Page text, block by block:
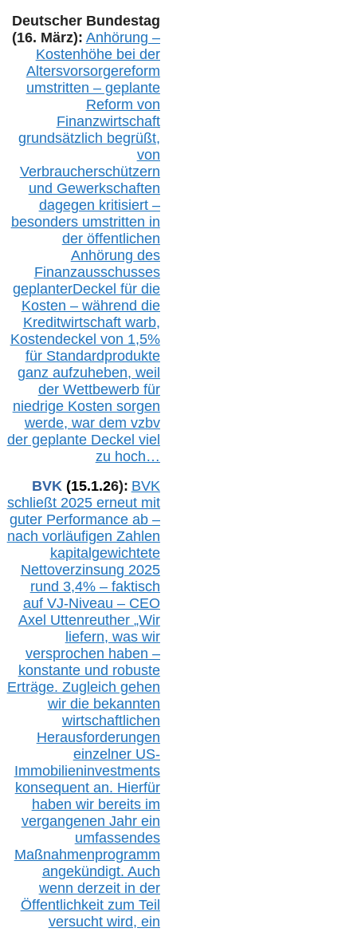
Deutscher Bundestag
(16. März): Anhörung –
Kostenhöhe bei der
Altersvorsorgereform
umstritten – geplante
Reform von
Finanzwirtschaft
grundsätzlich begrüßt,
von
Verbraucherschützern
und Gewerkschaften
dagegen kritisiert –
besonders umstritten in
der öffentlichen
Anhörung des
Finanzausschusses
geplanterDeckel für die
Kosten – während die
Kreditwirtschaft warb,
Kostendeckel von 1,5%
für Standardprodukte
ganz aufzuheben, weil
der Wettbewerb für
niedrige Kosten sorgen
werde, war dem vzbv
der geplante Deckel viel
zu hoch…
BVK (15.1.26): BVK
schließt 2025 erneut mit
guter Performance ab –
nach vorläufigen Zahlen
kapitalgewichtete
Nettoverzinsung 2025
rund 3,4% – faktisch
auf VJ-Niveau – CEO
Axel Uttenreuther „Wir
liefern, was wir
versprochen haben –
konstante und robuste
Erträge. Zugleich gehen
wir die bekannten
wirtschaftlichen
Herausforderungen
einzelner US-
Immobilieninvestments
konsequent an. Hierfür
haben wir bereits im
vergangenen Jahr ein
umfassendes
Maßnahmenprogramm
angekündigt. Auch
wenn derzeit in der
Öffentlichkeit zum Teil
versucht wird, ein